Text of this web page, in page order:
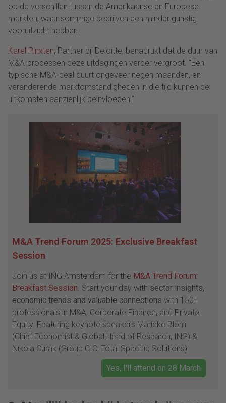
op de verschillen tussen de Amerikaanse en Europese
markten, waar sommige bedrijven een minder gunstig
vooruitzicht hebben.
Karel Pinxten, Partner bij Deloitte, benadrukt dat de duur van
M&A-processen deze uitdagingen verder vergroot. “Een
typische M&A-deal duurt ongeveer negen maanden, en
veranderende marktomstandigheden in die tijd kunnen de
uitkomsten aanzienlijk beïnvloeden.”
M&A Trend Forum 2025: Exclusive Breakfast
Session
Join us at ING Amsterdam for the M&A Trend Forum:
Breakfast Session. Start your day with sector insights,
economic trends and valuable connections with 150+
professionals in M&A, Corporate Finance, and Private
Equity. Featuring keynote speakers Marieke Blom
(Chief Economist & Global Head of Research, ING) &
Nikola Curak (Group CIO, Total Specific Solutions).
Yes, I'll attend on 28 March